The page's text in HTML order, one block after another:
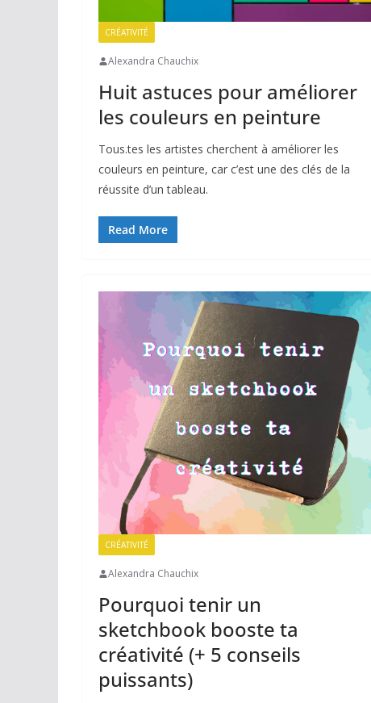
CRÉATIVITÉ
Alexandra Chauchix
Huit astuces pour améliorer
les couleurs en peinture
Tous.tes les artistes cherchent à améliorer les
couleurs en peinture, car c’est une des clés de la
réussite d’un tableau.
Read More
CRÉATIVITÉ
Alexandra Chauchix
Pourquoi tenir un
sketchbook booste ta
créativité (+ 5 conseils
puissants)